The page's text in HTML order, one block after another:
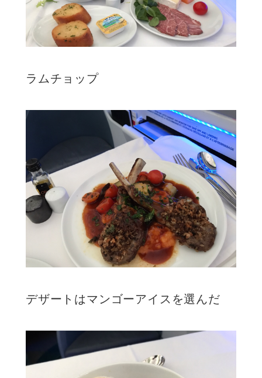
ラムチョップ
デザートはマンゴーアイスを選んだ